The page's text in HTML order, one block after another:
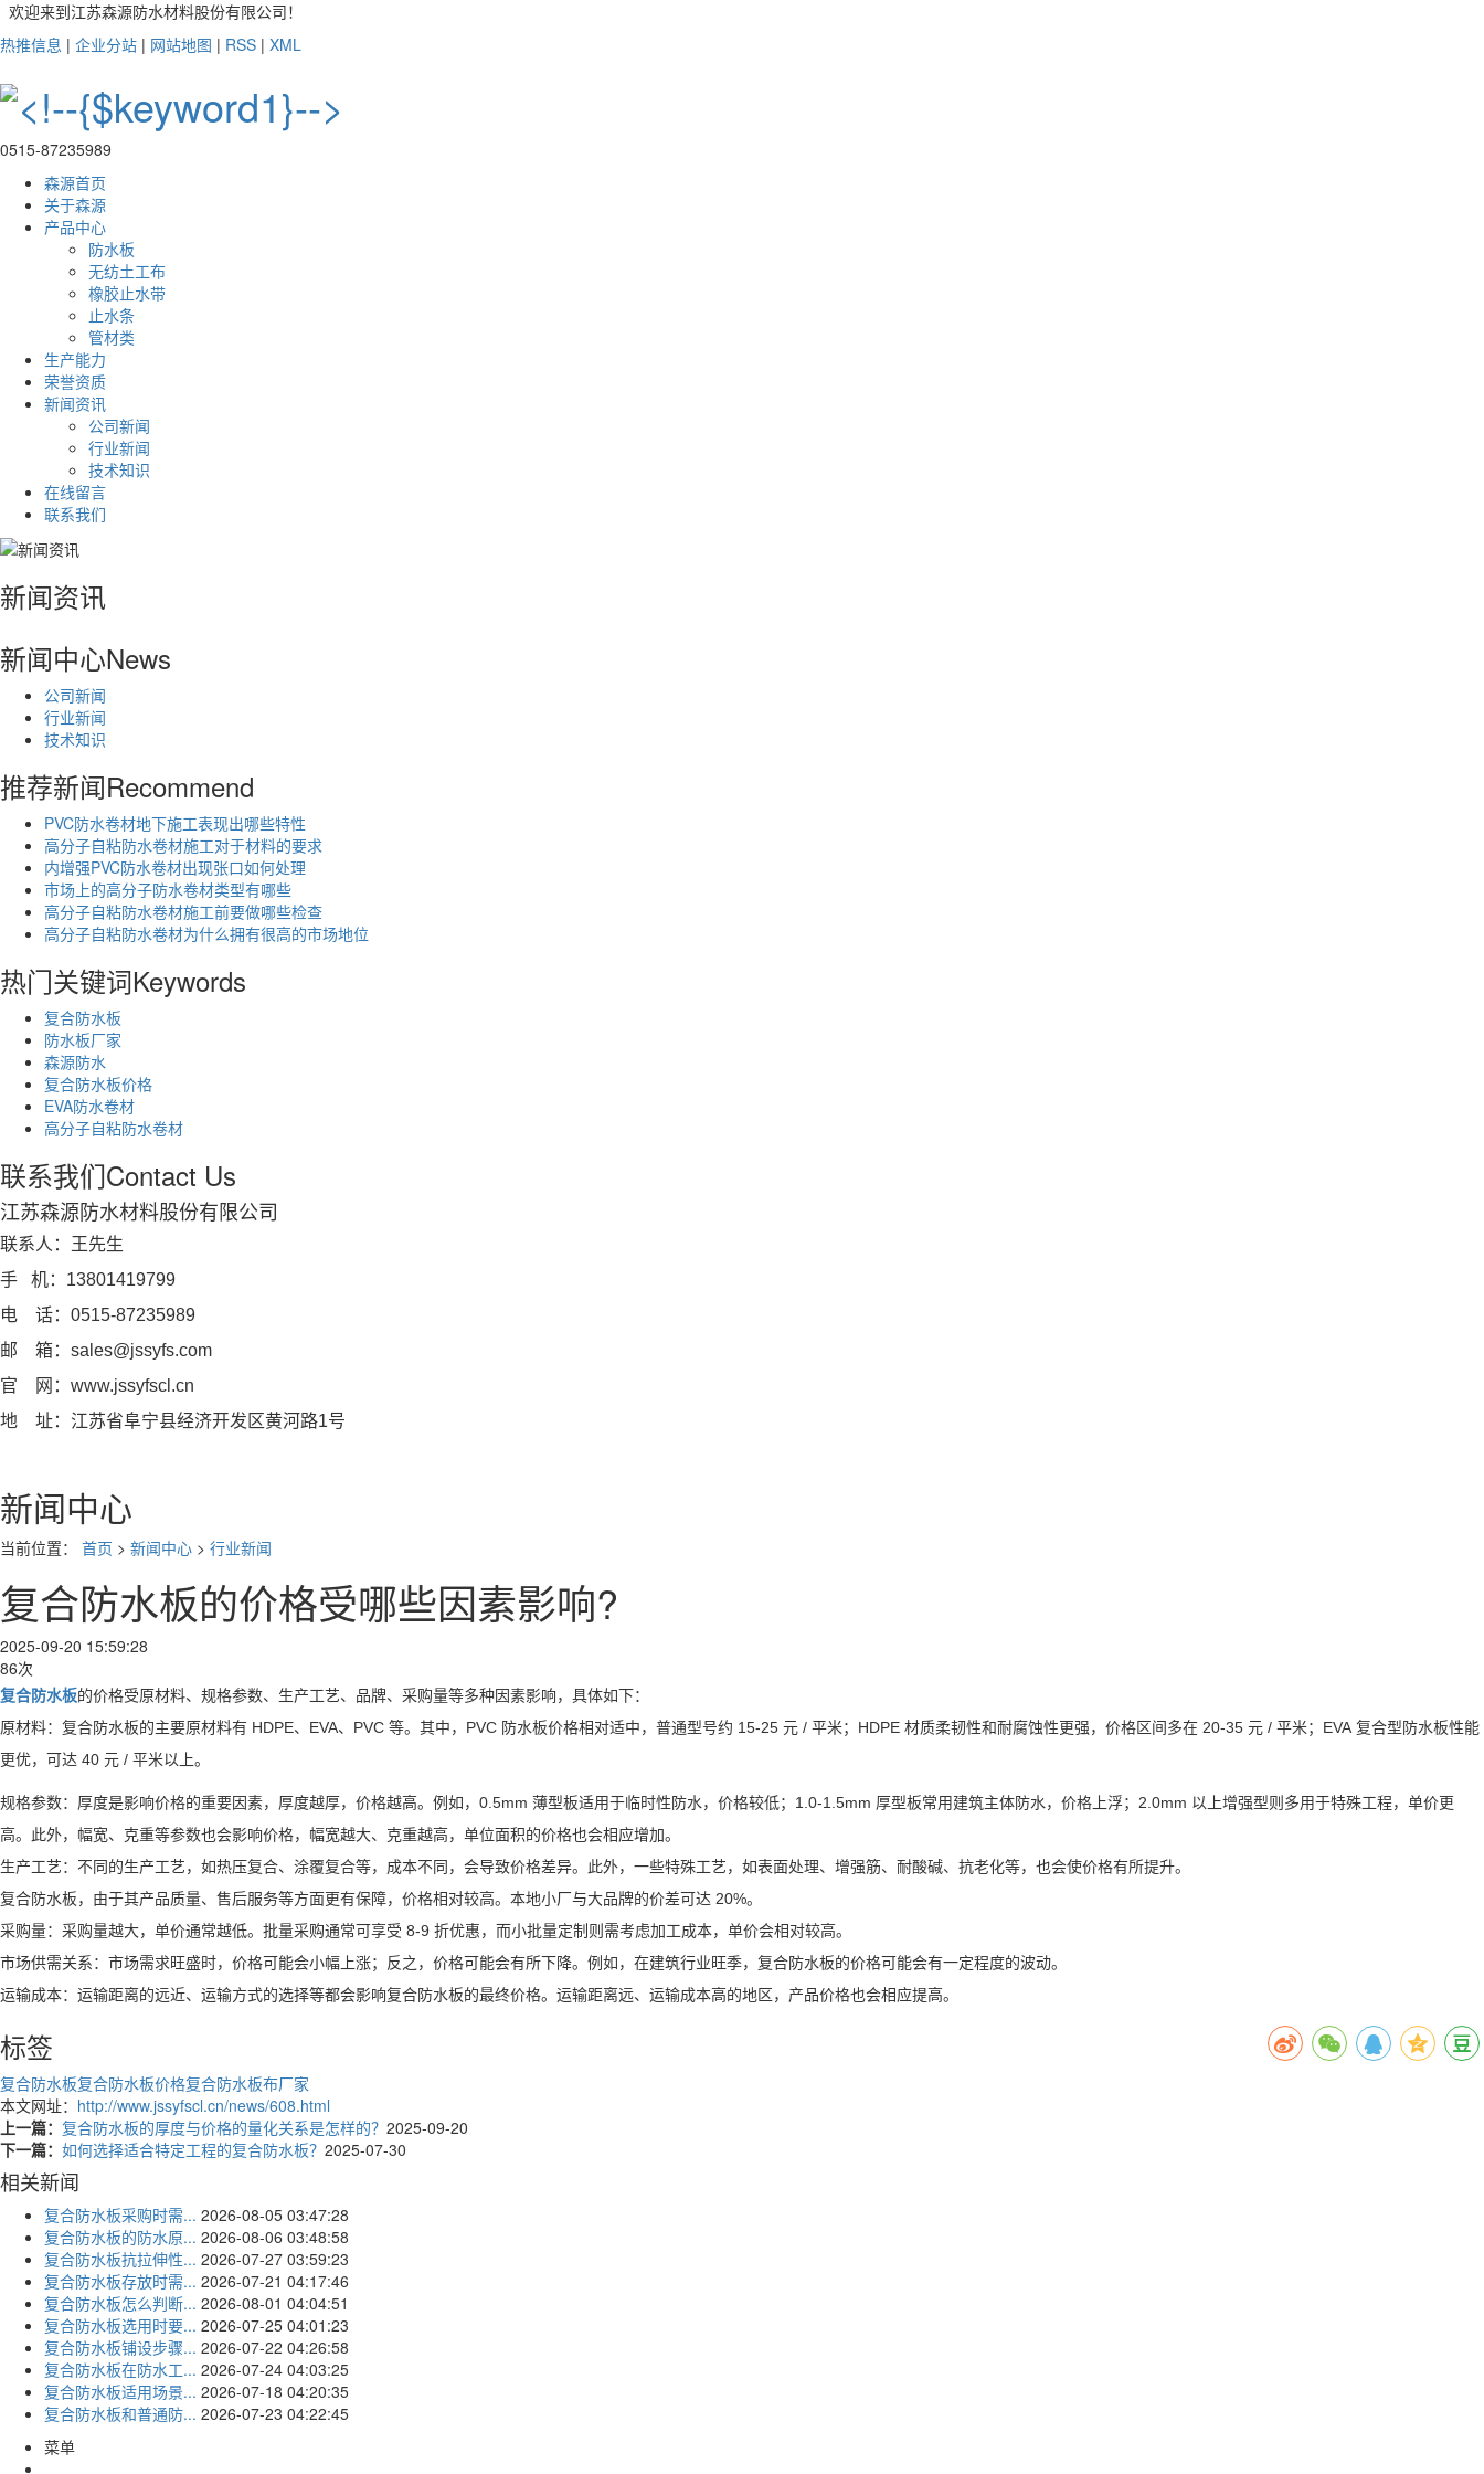
欢迎来到江苏森源防水材料股份有限公司！
热推信息 | 企业分站 | 网站地图 | RSS | XML
0515-87235989
森源首页
关于森源
产品中心
防水板
无纺土工布
橡胶止水带
止水条
管材类
生产能力
荣誉资质
新闻资讯
公司新闻
行业新闻
技术知识
在线留言
联系我们
新闻资讯
新闻中心News
公司新闻
行业新闻
技术知识
推荐新闻Recommend
PVC防水卷材地下施工表现出哪些特性
高分子自粘防水卷材施工对于材料的要求
内增强PVC防水卷材出现张口如何处理
市场上的高分子防水卷材类型有哪些
高分子自粘防水卷材施工前要做哪些检查
高分子自粘防水卷材为什么拥有很高的市场地位
热门关键词Keywords
复合防水板
防水板厂家
森源防水
复合防水板价格
EVA防水卷材
高分子自粘防水卷材
联系我们Contact Us
江苏森源防水材料股份有限公司
联系人：王先生
手 机：13801419799
电 话：0515-87235989
邮 箱：sales@jssyfs.com
官 网：www.jssyfscl.cn
地 址：江苏省阜宁县经济开发区黄河路1号
新闻中心
当前位置： 首页 > 新闻中心 > 行业新闻
复合防水板的价格受哪些因素影响?
2025-09-20 15:59:28
86次
复合防水板的价格受原材料、规格参数、生产工艺、品牌、采购量等多种因素影响，具体如下：
原材料：复合防水板的主要原材料有 HDPE、EVA、PVC 等。其中，PVC 防水板价格相对适中，普通型号约 15-25 元 / 平米；HDPE 材质柔韧性和耐腐蚀性更强，价格区间多在 20-35 元 / 平米；EVA 复合型防水板性能
更优，可达 40 元 / 平米以上。
规格参数：厚度是影响价格的重要因素，厚度越厚，价格越高。例如，0.5mm 薄型板适用于临时性防水，价格较低；1.0-1.5mm 厚型板常用建筑主体防水，价格上浮；2.0mm 以上增强型则多用于特殊工程，单价更
高。此外，幅宽、克重等参数也会影响价格，幅宽越大、克重越高，单位面积的价格也会相应增加。
生产工艺：不同的生产工艺，如热压复合、涂覆复合等，成本不同，会导致价格差异。此外，一些特殊工艺，如表面处理、增强筋、耐酸碱、抗老化等，也会使价格有所提升。
复合防水板，由于其产品质量、售后服务等方面更有保障，价格相对较高。本地小厂与大品牌的价差可达 20%。
采购量：采购量越大，单价通常越低。批量采购通常可享受 8-9 折优惠，而小批量定制则需考虑加工成本，单价会相对较高。
市场供需关系：市场需求旺盛时，价格可能会小幅上涨；反之，价格可能会有所下降。例如，在建筑行业旺季，复合防水板的价格可能会有一定程度的波动。
运输成本：运输距离的远近、运输方式的选择等都会影响复合防水板的最终价格。运输距离远、运输成本高的地区，产品价格也会相应提高。
标签
复合防水板复合防水板价格复合防水板布厂家
本文网址： http://www.jssyfscl.cn/news/608.html
上一篇： 复合防水板的厚度与价格的量化关系是怎样的？ 2025-09-20
下一篇： 如何选择适合特定工程的复合防水板？ 2025-07-30
相关新闻
复合防水板采购时需... 2026-08-05 03:47:28
复合防水板的防水原... 2026-08-06 03:48:58
复合防水板抗拉伸性... 2026-07-27 03:59:23
复合防水板存放时需... 2026-07-21 04:17:46
复合防水板怎么判断... 2026-08-01 04:04:51
复合防水板选用时要... 2026-07-25 04:01:23
复合防水板铺设步骤... 2026-07-22 04:26:58
复合防水板在防水工... 2026-07-24 04:03:25
复合防水板适用场景... 2026-07-18 04:20:35
复合防水板和普通防... 2026-07-23 04:22:45
菜单